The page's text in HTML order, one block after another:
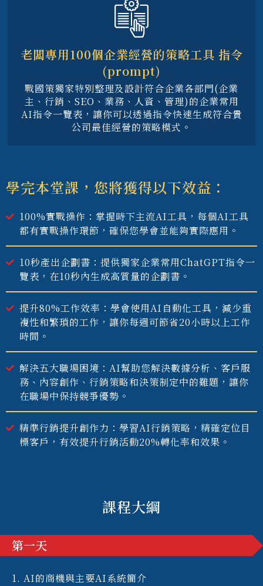
老闆專用100個企業經營的策略工具 指令
(prompt)
戰國策獨家特別整理及設計符合企業各部門(企業
主、行銷、SEO、業務、人資、管理)的企業常用
AI指令一覽表，讓你可以透過指令快速生成符合貴
公司最佳經營的策略模式。
學完本堂課，您將獲得以下效益：
100%實戰操作：掌握時下主流AI工具，每個AI工具
都有實戰操作環節，確保您學會並能夠實際應用。
10秒產出企劃書：提供獨家企業常用ChatGPT指令一
覽表，在10秒內生成高質量的企劃書。
提升80%工作效率：學會使用AI自動化工具，減少重
複性和繁瑣的工作，讓你每週可節省20小時以上工作
時間。
解決五大職場困境：AI幫助您解決數據分析、客戶服
務、內容創作、行銷策略和決策制定中的難題，讓你
在職場中保持競爭優勢。
精準行銷提升創作力：學習AI行銷策略，精確定位目
標客戶，有效提升行銷活動20%轉化率和效果。
課程大綱
第一天
AI的商機與主要AI系統簡介